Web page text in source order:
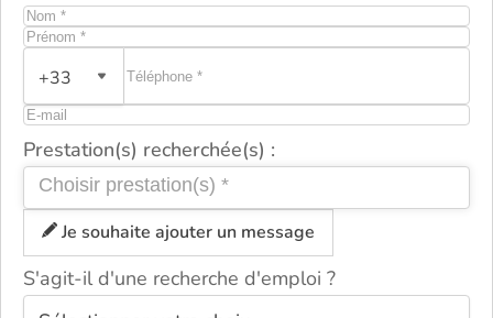
+33
Prestation(s) recherchée(s) :
Je souhaite ajouter un message
S'agit-il d'une recherche d'emploi ?
ou